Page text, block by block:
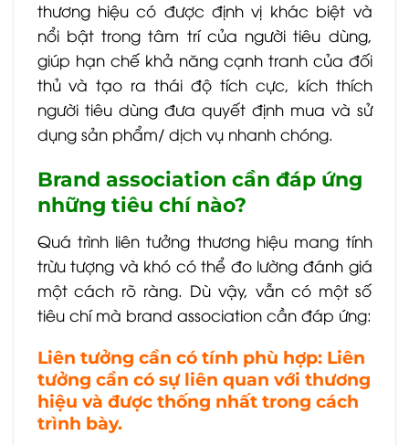
thương hiệu có được định vị khác biệt và
nổi bật trong tâm trí của người tiêu dùng,
giúp hạn chế khả năng cạnh tranh của đối
thủ và tạo ra thái độ tích cực, kích thích
người tiêu dùng đưa quyết định mua và sử
dụng sản phẩm/ dịch vụ nhanh chóng.
Brand association cần đáp ứng
những tiêu chí nào?
Quá trình liên tưởng thương hiệu mang tính
trừu tượng và khó có thể đo lường đánh giá
một cách rõ ràng. Dù vậy, vẫn có một số
tiêu chí mà brand association cần đáp ứng:
Liên tưởng cần có tính phù hợp: Liên
tưởng cần có sự liên quan với thương
hiệu và được thống nhất trong cách
trình bày.